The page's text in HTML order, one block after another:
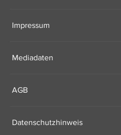
Impressum
Mediadaten
AGB
Datenschutzhinweis